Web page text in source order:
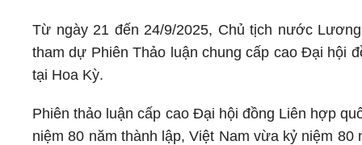
Từ ngày 21 đến 24/9/2025, Chủ tịch nước
tham dự Phiên Thảo luận chung cấp cao Đại hội
tại Hoa Kỳ.
Phiên thảo luận cấp cao Đại hội đồng Liên hợp
niệm 80 năm thành lập, Việt Nam vừa kỷ niệm